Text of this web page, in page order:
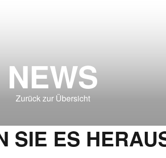
NEWS
Zurück zur Übersicht
SIE ES